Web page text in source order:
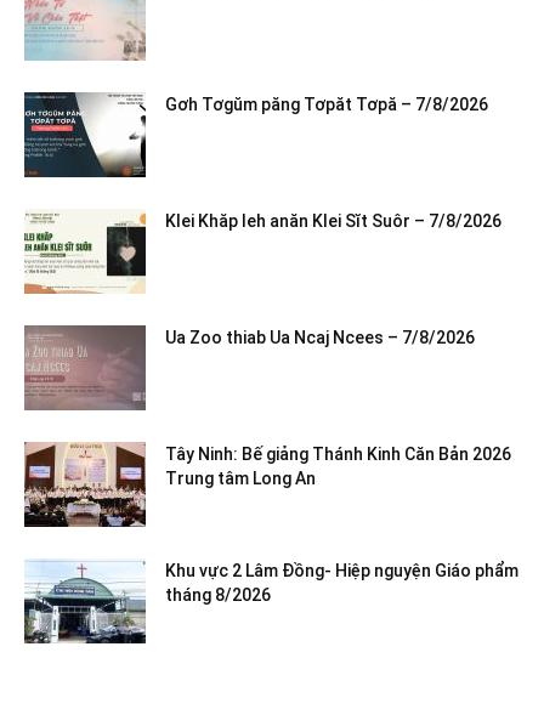
Gơh Tơgŭm păng Tơpăt Tơpă – 7/8/2026
Klei Khăp leh anăn Klei Sĭt Suôr – 7/8/2026
Ua Zoo thiab Ua Ncaj Ncees – 7/8/2026
Tây Ninh: Bế giảng Thánh Kinh Căn Bản 2026
Trung tâm Long An
Khu vực 2 Lâm Đồng- Hiệp nguyện Giáo phẩm
tháng 8/2026